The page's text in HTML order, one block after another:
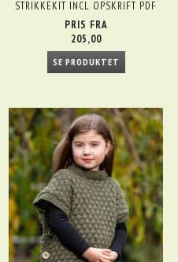
STRIKKEKIT INCL OPSKRIFT PDF
PRIS FRA
205,00
SE PRODUKTET